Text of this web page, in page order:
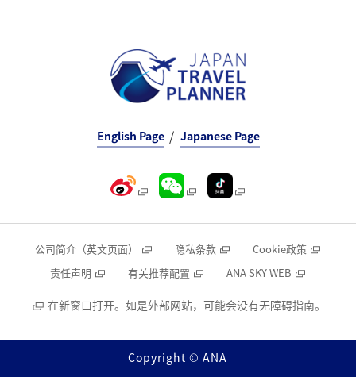
English Page Japanese Page
公司简介（英文页面） 隐私条款
Cookie政策
责任声明
有关推荐配置 ANA SKY WEB
在新窗口打开。如是外部网站，可能会没有无障碍指南。
Copyright © ANA